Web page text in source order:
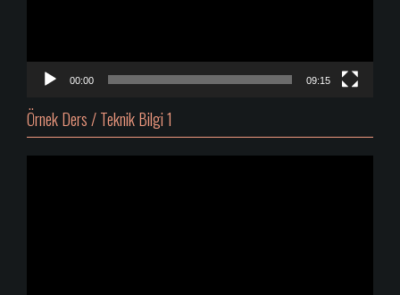
00:00 09:15
Örnek Ders / Teknik Bilgi 1